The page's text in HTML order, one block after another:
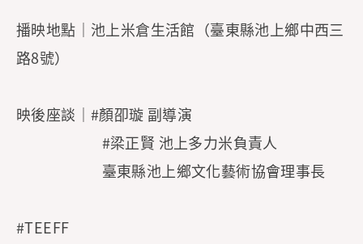
播映地點｜池上米倉生活館（臺東縣池上鄉中西三
路8號）
映後座談｜#顏卲璇 副導演
​ ​ ​ ​ ​ ​ ​ ​ ​ ​ ​ ​ ​ ​ ​ ​ ​ ​​ ​ ​​ ​ ​ #梁正賢 池上多力米負責人
臺東縣池上鄉文化藝術協會理事長
#TEEFF